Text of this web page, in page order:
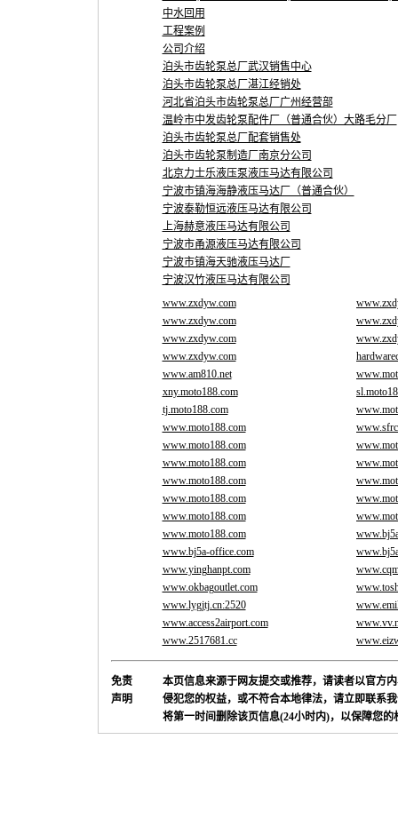
中水回用
工程案例
公司介绍
泊头市齿轮泵总厂武汉销售中心
泊头市齿轮泵总厂湛江经销处
河北省泊头市齿轮泵总厂广州经营部
温岭市中发齿轮泵配件厂（普通合伙）大路毛分厂
泊头市齿轮泵总厂配套销售处
泊头市齿轮泵制造厂南京分公司
北京力士乐液压泵液压马达有限公司
宁波市镇海海静液压马达厂（普通合伙）
宁波泰勒恒远液压马达有限公司
上海赫意液压马达有限公司
宁波市甬源液压马达有限公司
宁波市镇海天驰液压马达厂
宁波汉竹液压马达有限公司
www.zxdyw.com
www.zxdyw.com
www.zxdyw.com
www.zxdyw.com
www.am810.net
xny.moto188.com
tj.moto188.com
www.moto188.com
www.moto188.com
www.moto188.com
www.moto188.com
www.moto188.com
www.moto188.com
www.moto188.com
www.bj5a-office.com
www.yinghanpt.com
www.okbagoutlet.com
www.lygjtj.cn:2520
www.access2airport.com
www.2517681.cc
免责
声明
本页信息来源于网友提交或推荐，请读者以官方
侵犯您的权益，或不符合本地律法，请立即联系
将第一时间删除该页信息(24小时内)，以保障您的